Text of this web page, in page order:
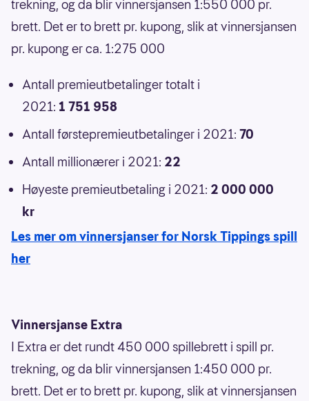
trekning, og da blir vinnersjansen 1:550 000 pr.
brett. Det er to brett pr. kupong, slik at vinnersjansen
pr. kupong er ca. 1:275 000
Antall premieutbetalinger totalt i
2021: 1 751 958
Antall førstepremieutbetalinger i 2021: 70
Antall millionærer i 2021: 22
Høyeste premieutbetaling i 2021: 2 000 000
kr
Les mer om vinnersjanser for Norsk Tippings spill
her
Vinnersjanse Extra
I Extra er det rundt 450 000 spillebrett i spill pr.
trekning, og da blir vinnersjansen 1:450 000 pr.
brett. Det er to brett pr. kupong, slik at vinnersjansen